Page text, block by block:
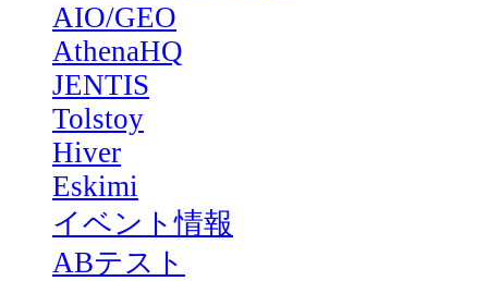
AIO/GEO
AthenaHQ
JENTIS
Tolstoy
Hiver
Eskimi
イベント情報
ABテスト